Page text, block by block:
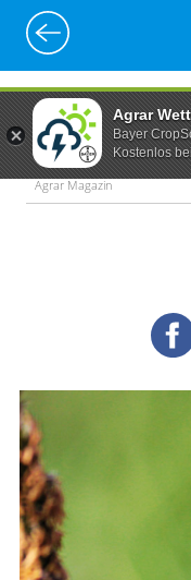
Agrar
Bayer
Kostenlos
Agrar Magazin